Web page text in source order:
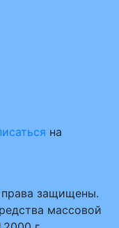
на
защищены.
массовой